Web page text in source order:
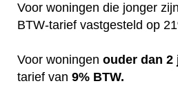
Voor woningen die jonger
BTW-tarief vastgesteld op
Voor woningen ouder dan 2
tarief van 9% BTW.